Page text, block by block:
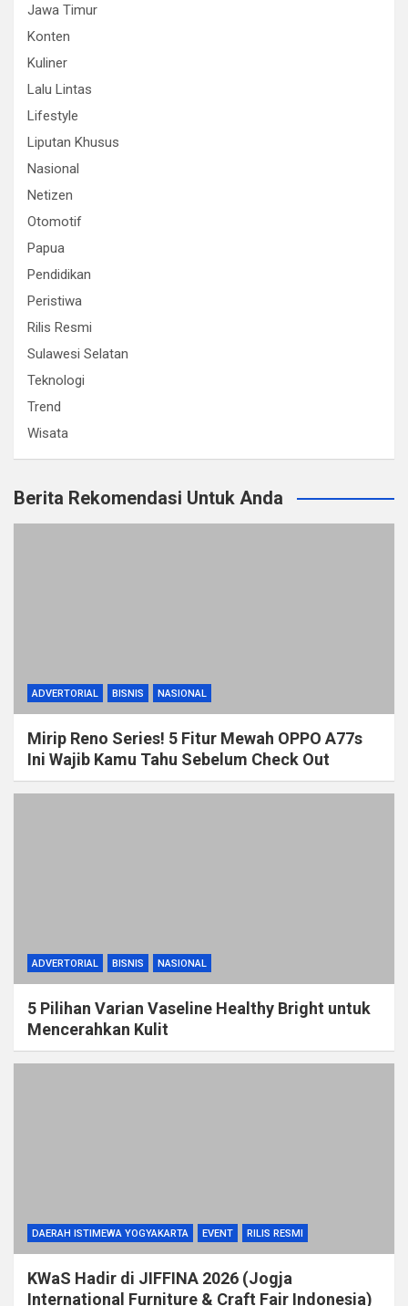
Jawa Timur
Konten
Kuliner
Lalu Lintas
Lifestyle
Liputan Khusus
Nasional
Netizen
Otomotif
Papua
Pendidikan
Peristiwa
Rilis Resmi
Sulawesi Selatan
Teknologi
Trend
Wisata
Berita Rekomendasi Untuk Anda
ADVERTORIAL BISNIS NASIONAL
Mirip Reno Series! 5 Fitur Mewah OPPO A77s
Ini Wajib Kamu Tahu Sebelum Check Out
ADVERTORIAL BISNIS NASIONAL
5 Pilihan Varian Vaseline Healthy Bright untuk
Mencerahkan Kulit
DAERAH ISTIMEWA YOGYAKARTA EVENT RILIS RESMI
KWaS Hadir di JIFFINA 2026 (Jogja
International Furniture & Craft Fair Indonesia)